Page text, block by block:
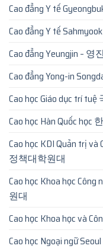
Cao đẳng Y tế
Cao đẳng Y tế
Cao đẳng Yeungjin –
Cao đẳng Yong-in
Cao học Giáo dục trí
Cao học Hàn Quốc học
Cao học KDI Quản trị
정책대학원대
Cao học Khoa học
원대
Cao học Khoa học và
Cao học Ngoại ngữ